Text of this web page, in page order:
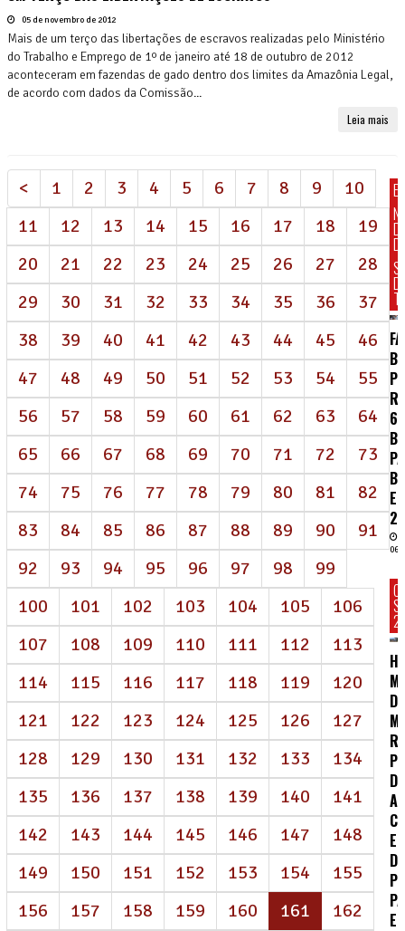
05 de novembro de 2012
Mais de um terço das libertações de escravos realizadas pelo Ministério
do Trabalho e Emprego de 1º de janeiro até 18 de outubro de 2012
aconteceram em fazendas de gado dentro dos limites da Amazônia Legal,
de acordo com dados da Comissão...
Leia mais
< 1 2 3 4 5 6 7 8 9
10
11
12 13 14 15 16 17 18
19
20
21 22 23 24 25 26 27
28
29
30 31 32 33 34 35 36
37
38
39 40 41 42 43 44 45
46
47
48 49 50 51 52 53 54
55
56
57 58 59 60 61 62 63
64
65
66 67 68 69 70 71 72
73
74
75 76 77 78 79 80 81
82
83
84 85 86 87 88 89 90
91
92
93 94 95 96 97 98
99
100
101 102 103 104 105
106
107
108 109 110 111 112
113
114
115 116 117 118 119
120
121
122 123 124 125 126
127
128
129 130 131 132 133
134
135
136 137 138 139 140
141
142
143 144 145 146 147
148
149
150 151 152 153 154
155
156
157 158 159 160 161 (atual)
162
06/
DE
E